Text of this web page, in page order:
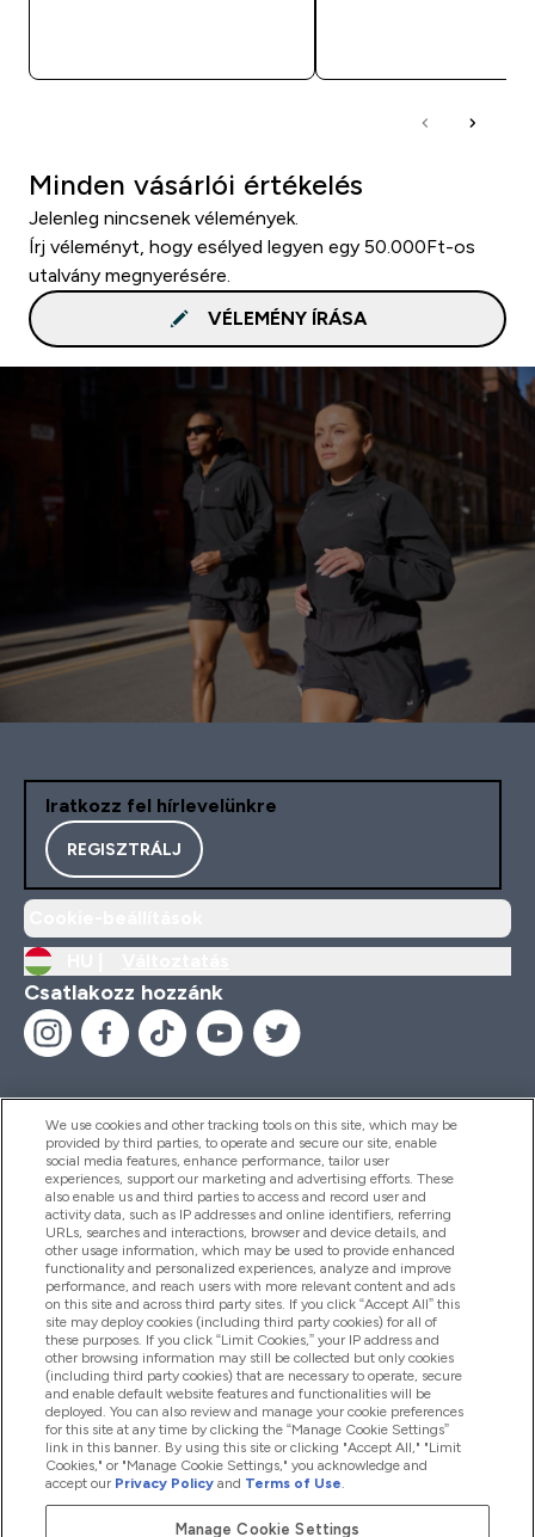
Minden vásárlói értékelés
Jelenleg nincsenek vélemények.
Írj véleményt, hogy esélyed legyen egy 50.000Ft-os
utalvány megnyerésére.
VÉLEMÉNY ÍRÁSA
Iratkozz fel hírlevelünkre
REGISZTRÁLJ
Csatlakozz hozzánk
Segítség És Információ
Termékek
Céginformáció
Hűség És Jutalmak
2026 The Hut.com Ltd
We use cookies and other tracking tools on this site, which may be
provided by third parties, to operate and secure our site, enable
social media features, enhance performance, tailor user
experiences, support our marketing and advertising efforts. These
also enable us and third parties to access and record user and
activity data, such as IP addresses and online identifiers, referring
URLs, searches and interactions, browser and device details, and
other usage information, which may be used to provide enhanced
functionality and personalized experiences, analyze and improve
performance, and reach users with more relevant content and ads
on this site and across third party sites. If you click “Accept All” this
site may deploy cookies (including third party cookies) for all of
these purposes. If you click “Limit Cookies,” your IP address and
other browsing information may still be collected but only cookies
(including third party cookies) that are necessary to operate, secure
and enable default website features and functionalities will be
deployed. You can also review and manage your cookie preferences
for this site at any time by clicking the “Manage Cookie Settings”
link in this banner. By using this site or clicking "Accept All," "Limit
Cookies," or "Manage Cookie Settings," you acknowledge and
accept our Privacy Policy and Terms of Use.
Manage Cookie Settings